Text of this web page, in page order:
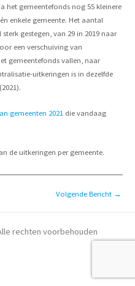
het gemeentefonds nog 55 kleinere
enkele gemeente. Het aantal
gestegen, van 29 in 2019 naar
een verschuiving van
gemeentefonds vallen, naar
uitkeringen is in dezelfde
gemeenten 2021 die vandaag
de uitkeringen per gemeente.
Volgende Bericht →
rechten voorbehouden